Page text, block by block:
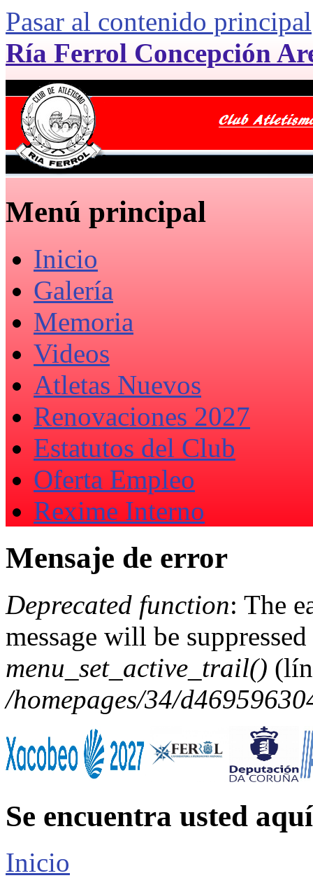
Pasar al contenido principal
Ría Ferrol Concepción
Menú principal
Inicio
Galería
Memoria
Videos
Atletas Nuevos
Renovaciones 2027
Estatutos del Club
Oferta Empleo
Rexime Interno
Mensaje de error
Deprecated function: The
message will be
menu_set_active_trail()
/homepages/34/
Se encuentra usted aquí
Inicio